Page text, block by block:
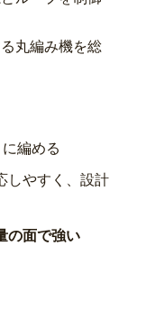
丸編み機を総
編める
しやすく、設計
の面で強い